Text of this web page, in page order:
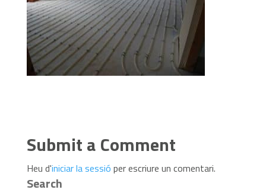
Submit a Comment
Heu d'iniciar la sessió per escriure un comentari.
Search